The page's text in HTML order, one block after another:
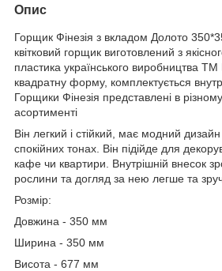
Опис
Горщик Фінезія з вкладом Долото
квітковий горщик виготовлений з
пластика українського виробництва
квадратну форму, комплектується
Горщики Фінезія представлені в
асортименті
Він легкий і стійкий, має модний
спокійних тонах. Він підійде для
кафе чи квартири. Внутрішній внесок
рослини та догляд за нею легше та
Розмір:
Довжина - 350 мм
Ширина - 350 мм
Висота - 677 мм